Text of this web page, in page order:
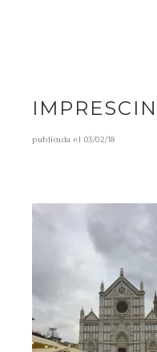
publicada el 03/02/18